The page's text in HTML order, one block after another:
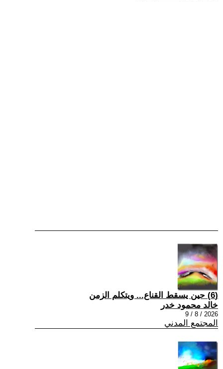
(6) حين يسقط القناع... ويتكلم الزمن
خالد محمود خدر
2026 / 8 / 9
المجتمع المدني